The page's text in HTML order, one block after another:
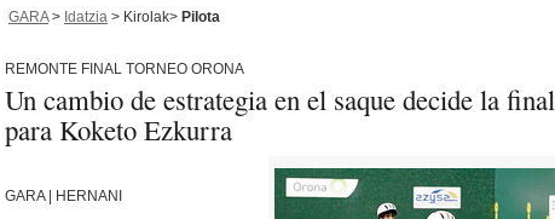
GARA> Idatzia > Kirolak> Pilota
REMONTE FINAL TORNEO ORONA
Un cambio de estrategia en el saque decide la final
para Koketo Ezkurra
GARA | HERNANI